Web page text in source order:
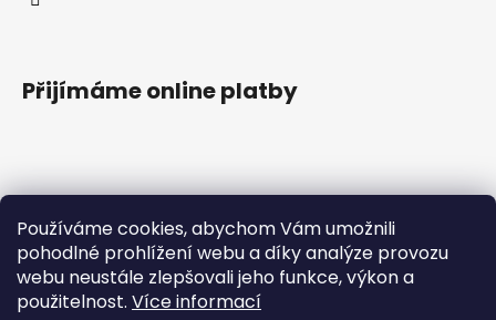
Používáme cookies, abychom Vám umožnili
pohodlné prohlížení webu a díky analýze provozu
webu neustále zlepšovali jeho funkce, výkon a
použitelnost. Více informací
Přijímáme online platby
Základní zásady ochrany osobních údajů |
Všeobecné obchodní podmínky |
Správná péče o potisk |